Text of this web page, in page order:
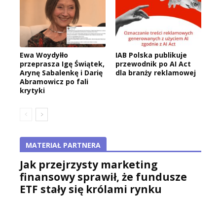
Ewa Woydyłło
przeprasza Igę Świątek,
Arynę Sabalenkę i Darię
Abramowicz po fali
krytyki
IAB Polska publikuje
przewodnik po AI Act
dla branży reklamowej
MATERIAŁ PARTNERA
Jak przejrzysty marketing
finansowy sprawił, że fundusze
ETF stały się królami rynku